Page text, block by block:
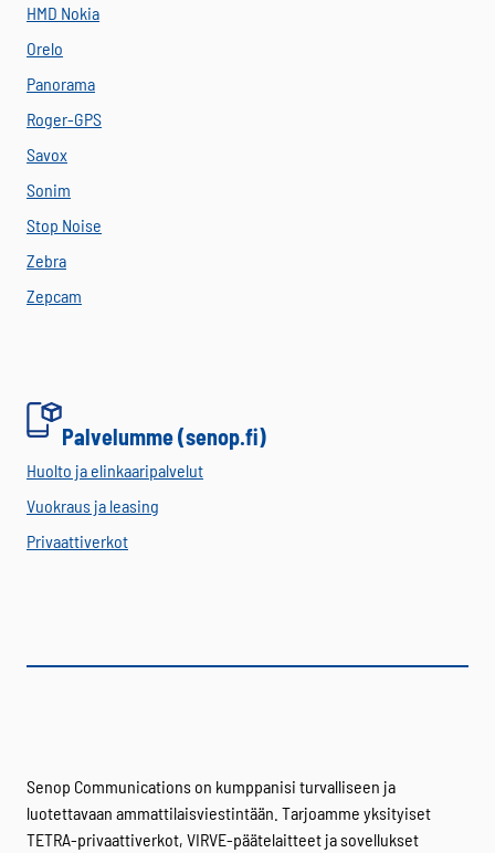
HMD Nokia
Orelo
Panorama
Roger-GPS
Savox
Sonim
Stop Noise
Zebra
Zepcam
Palvelumme (senop.fi)
Huolto ja elinkaaripalvelut
Vuokraus ja leasing
Privaattiverkot
Senop Communications on kumppanisi turvalliseen ja
luotettavaan ammattilaisviestintään. Tarjoamme yksityiset
TETRA-privaattiverkot, VIRVE-päätelaitteet ja sovellukset